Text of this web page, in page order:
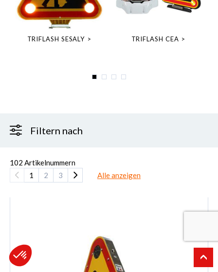
TRIFLASH SESALY TRIFLASH CEA
Filtern nach
102 Artikelnummern
1
2 3 Alle anzeigen